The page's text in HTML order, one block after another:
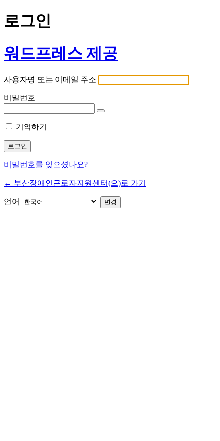
로그인
워드프레스 제공
사용자명 또는 이메일 주소
비밀번호
기억하기
비밀번호를 잊으셨나요?
← 부산장애인근로자지원센터(으)로 가기
언어